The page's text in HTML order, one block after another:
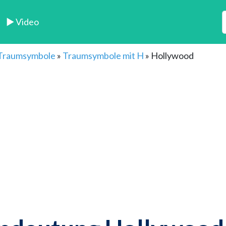
► Video
» Traumsymbole mit H » Hollywood